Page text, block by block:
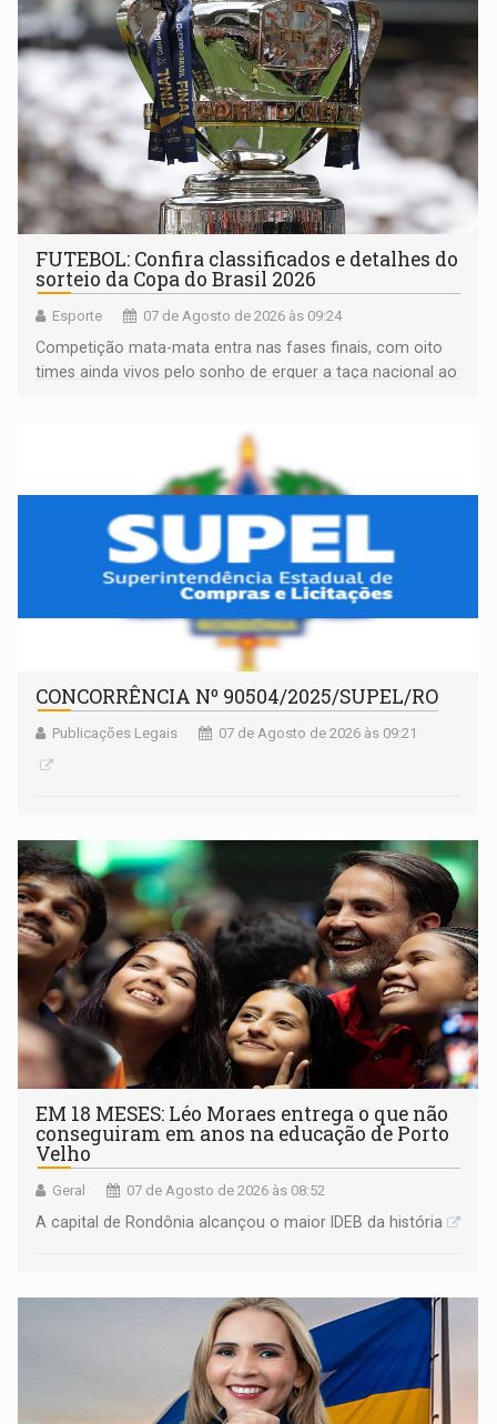
FUTEBOL: Confira classificados e detalhes do
sorteio da Copa do Brasil 2026
Esporte 07 de Agosto de 2026 às 09:24
Competição mata-mata entra nas fases finais, com oito
times ainda vivos pelo sonho de erguer a taça nacional ao
CONCORRÊNCIA Nº 90504/2025/SUPEL/RO
Publicações Legais 07 de Agosto de 2026 às 09:21
EM 18 MESES: Léo Moraes entrega o que não
conseguiram em anos na educação de Porto
Velho
Geral 07 de Agosto de 2026 às 08:52
A capital de Rondônia alcançou o maior IDEB da história